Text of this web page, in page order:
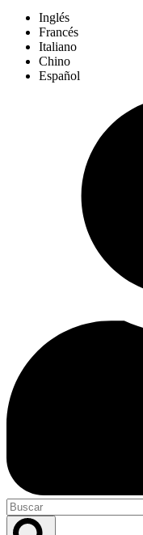
Inglés
Francés
Italiano
Chino
Español